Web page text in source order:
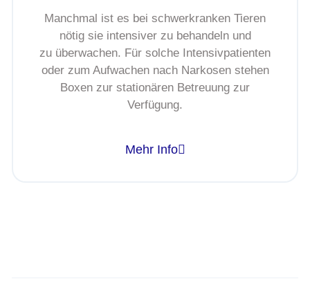
Manchmal ist es bei schwerkranken Tieren
nötig sie intensiver zu behandeln und
zu überwachen. Für solche Intensivpatienten
oder zum Aufwachen nach Narkosen stehen
Boxen zur stationären Betreuung zur
Verfügung.
Mehr Info